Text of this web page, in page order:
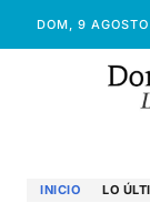
DOM, 9
INICIO LO